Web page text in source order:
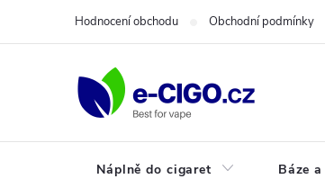
Hodnocení obchodu Obchodní podmínky
Náplně do cigaret Báze